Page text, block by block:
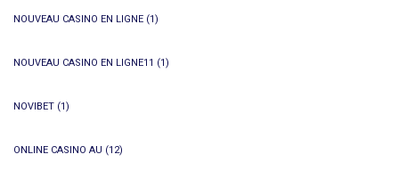
NOUVEAU CASINO EN LIGNE (1)
NOUVEAU CASINO EN LIGNE11 (1)
NOVIBET (1)
ONLINE CASINO AU (12)